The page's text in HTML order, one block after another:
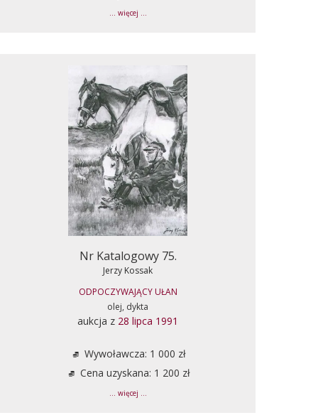
... więcej ...
Nr Katalogowy 75.
Jerzy Kossak
ODPOCZYWAJĄCY UŁAN
olej, dykta
aukcja z 28 lipca 1991
Wywoławcza: 1 000 zł
Cena uzyskana: 1 200 zł
... więcej ...